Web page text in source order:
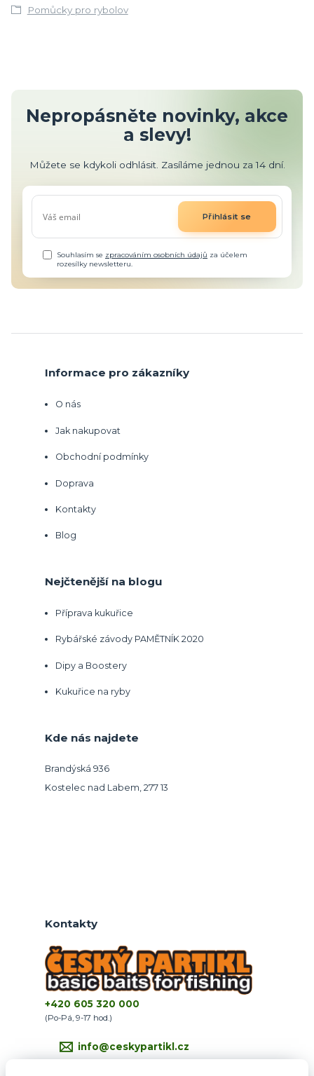
Pomůcky pro rybolov
Nepropásněte novinky, akce
a slevy!
Můžete se kdykoli odhlásit. Zasíláme jednou za 14 dní.
Přihlásit se
Souhlasím se zpracováním osobních údajů za účelem
rozesílky newsletteru.
Informace pro zákazníky
O nás
Jak nakupovat
Obchodní podmínky
Doprava
Kontakty
Blog
Nejčtenější na blogu
Příprava kukuřice
Rybářské závody PAMĚTNÍK 2020
Dipy a Boostery
Kukuřice na ryby
Kde nás najdete
Brandýská 936
Kostelec nad Labem, 277 13
Kontakty
+420 605 320 000
(Po-Pá, 9-17 hod.)
info@ceskypartikl.cz